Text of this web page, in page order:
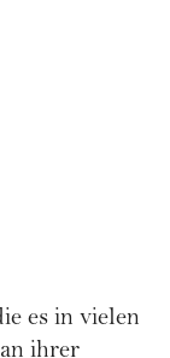
es in vielen
ihrer